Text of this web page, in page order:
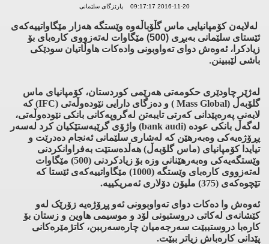
2016-11-20 09:17:17 پارێزگای سلێمانی
له‌لایه‌ن كۆمپانیایی ماس گڵۆباڵه‌وه‌ وێستگه‌ هه‌زار مێگاواتییه‌كه‌ی
ئێستای سلێمانی به‌بڕی (500) مێگاوات له‌ته‌زووی كاره‌بای بۆ
زیادكرا، ئه‌وه‌ش دوای ته‌واوبونی واده‌كات هاوڵاتیان سودێكی
باشی لێببینن.
له‌ژێر چاودێری حكومه‌تی هه‌رێمی كوردستان، كۆمپانیای ماس
گلۆبه‌ڵ (Mass Global ) ‌و ده‌زگای دارایی نێوده‌وڵه‌تی (IFC) كه‌
لایه‌نی په‌ره‌پێدانی كه‌رتی تایبه‌تن له‌گروپه‌كانی بانكی نێوده‌وڵه‌تی،
له‌گه‌ڵ بانكی عوده‌ (bank audi) واژۆی گرێبه‌ستێكیان كرد له‌سه‌ر
پڕۆژه‌یه‌كی وه‌به‌رهێن كه‌ له‌شاری سلێمانی ئه‌نجام ده‌درێت و
تیایدا كۆمپانیای (ماس گلۆبه‌ڵ) هه‌ڵده‌ستێت به‌فراوانكردنی
وێستگه‌یه‌كی وه‌به‌رهێنانی وزه‌ بۆ زیادكردنی (500) مێگاوات
له‌ته‌زووی كاره‌بای وێستگه‌ (1000) مێگاواتییه‌كه‌ی ئێستا كه‌
تێچوه‌كه‌ی (375) ملیۆن دۆلاری ئه‌مریكییه‌.
ئەوەش وا دەکات دوای تەواوبوونی ئەو پڕۆژەیە زۆرێک لەو
کێشانەی لەکاتی دروستبونی لۆد و موسیمی هاوین و زستان بۆ
کارەبا دروستببێت سەرجەمیان چارەسەرببن، کاتژمێرەکانی
پێدانی کارەباش زیاتر ببێت.